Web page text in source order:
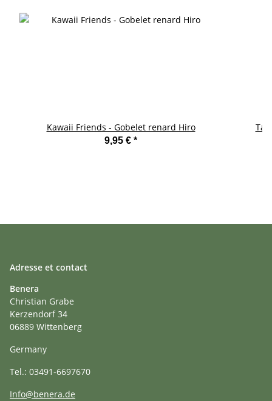
Kawaii Friends - Gobelet renard Hiro
9,95 € *
Adresse et contact
Benera
Christian Grabe
Kerzendorf 34
06889 Wittenberg
Germany
Tel.: 03491-6697670
Info@benera.de